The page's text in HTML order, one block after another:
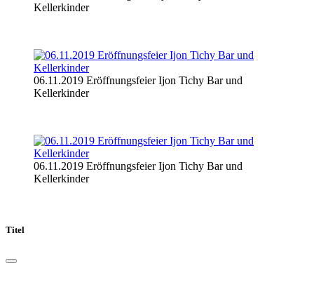
Kellerkinder
06.11.2019 Eröffnungsfeier Ijon Tichy Bar und
Kellerkinder
06.11.2019 Eröffnungsfeier Ijon Tichy Bar und
Kellerkinder
Titel